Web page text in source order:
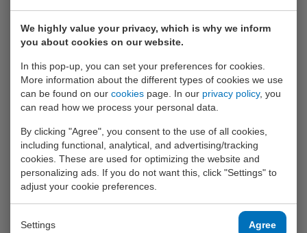
We highly value your privacy, which is why we inform
you about cookies on our website.
In this pop-up, you can set your preferences for cookies.
More information about the different types of cookies we use
can be found on our cookies page. In our privacy policy, you
can read how we process your personal data.
By clicking "Agree", you consent to the use of all cookies,
including functional, analytical, and advertising/tracking
cookies. These are used for optimizing the website and
personalizing ads. If you do not want this, click "Settings" to
adjust your cookie preferences.
Settings Agree
en weerstand en voert doorbel- en diodetests uit. Het
toestel beschikt over automatische bereikinstelling en
schakelt zichzelf uit na een inactiviteit van 15 minuten.
Product information
Included accessories
CAT III meetsnoerenset, 2 batterijen type 1,5 V AAA,
draagtas en handleiding.